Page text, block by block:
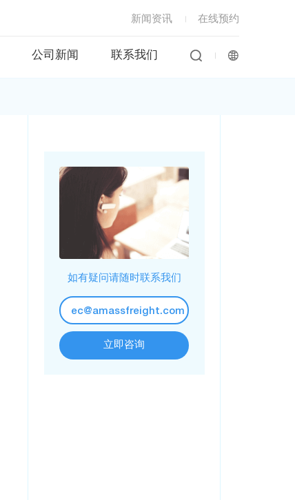
新闻资讯 在线预约
公司新闻 联系我们  
如有疑问请随时联系我们
ec@amassfreight.com
立即咨询